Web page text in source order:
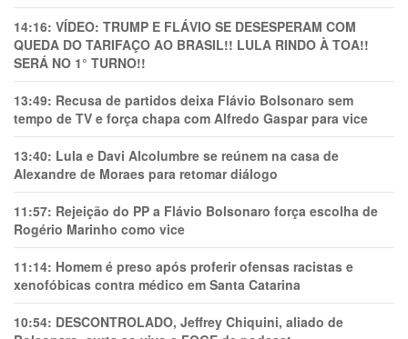
14:16: VÍDEO: TRUMP E FLÁVIO SE DESESPERAM COM
QUEDA DO TARIFAÇO AO BRASIL!! LULA RINDO À TOA!!
SERÁ NO 1° TURNO!!
13:49: Recusa de partidos deixa Flávio Bolsonaro sem
tempo de TV e força chapa com Alfredo Gaspar para vice
13:40: Lula e Davi Alcolumbre se reúnem na casa de
Alexandre de Moraes para retomar diálogo
11:57: Rejeição do PP a Flávio Bolsonaro força escolha de
Rogério Marinho como vice
11:14: Homem é preso após proferir ofensas racistas e
xenofóbicas contra médico em Santa Catarina
10:54: DESCONTROLADO, Jeffrey Chiquini, aliado de